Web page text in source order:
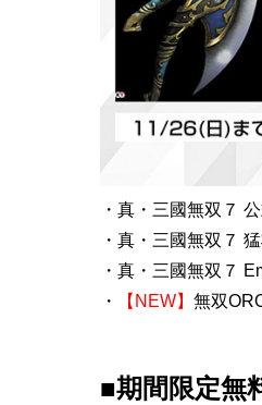
・真・三國無双７
・真・三國無双７
・真・三國無双７
・
【NEW】 無双
■期間限定無